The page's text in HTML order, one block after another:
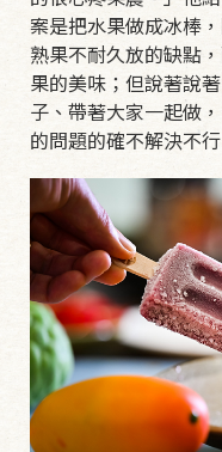
案是把水果做成冰棒
熟果不耐久放的缺點
果的美味；但說著說
子、帶著大家一起做
的問題的確不解決不